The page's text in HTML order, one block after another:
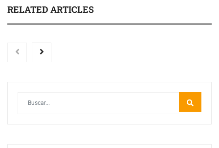
RELATED ARTICLES
Eagle Waterproofing recomienda revisar la
impermeabilización de las viviendas antes de las
Las personas con encefalomielitis miálgica severa
reclaman acceso a cuidados paliativos a través del